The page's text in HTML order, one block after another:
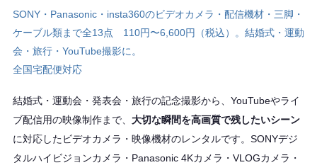
SONY・Panasonic・insta360のビデオカメラ・配信機材・三脚・
ケーブル類まで全13点 110円〜6,600円（税込）。結婚式・運動
会・旅行・YouTube撮影に。
全国宅配便対応
結婚式・運動会・発表会・旅行の記念撮影から、YouTubeやライ
ブ配信用の映像制作まで、 大切な瞬間を高画質で残したいシーン
に対応したビデオカメラ・映像機材のレンタルです。SONYデジ
タルハイビジョンカメラ・Panasonic 4Kカメラ・VLOGカメラ・